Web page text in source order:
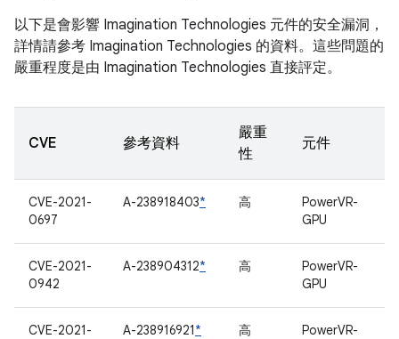
以下是會影響 Imagination Technologies 元件的安全漏洞，
詳情請參考 Imagination Technologies 的資料。這些問題的
嚴重程度是由 Imagination Technologies 直接評定。
CVE 參考資料
嚴重
性
元件
CVE-2021-
0697
A-238918403* 高
PowerVR-
GPU
CVE-2021-
0942
A-238904312* 高
PowerVR-
GPU
CVE-2021-
A-238916921* 高
PowerVR-